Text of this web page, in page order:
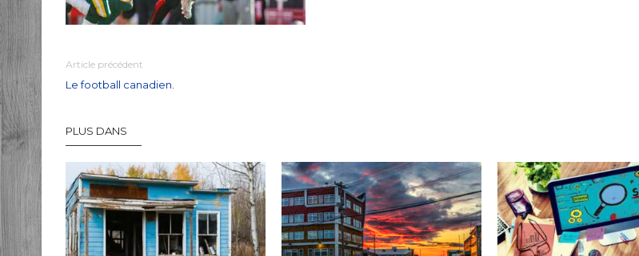
Article précédent
Le football canadien.
PLUS DANS